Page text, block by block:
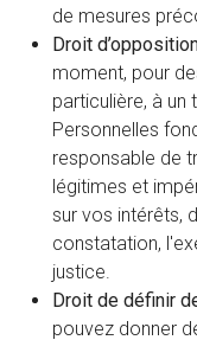
de mesures
Droit
moment, pour
particulière, à un
Personnelles
responsable de
légitimes et
sur vos intérêts,
constatation,
justice.
Droit de définir
pouvez donner